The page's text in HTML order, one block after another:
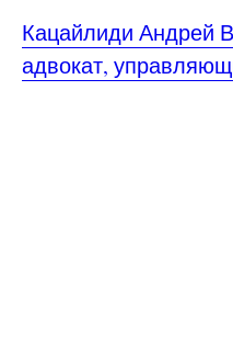
Кацайлиди Андрей
адвокат,